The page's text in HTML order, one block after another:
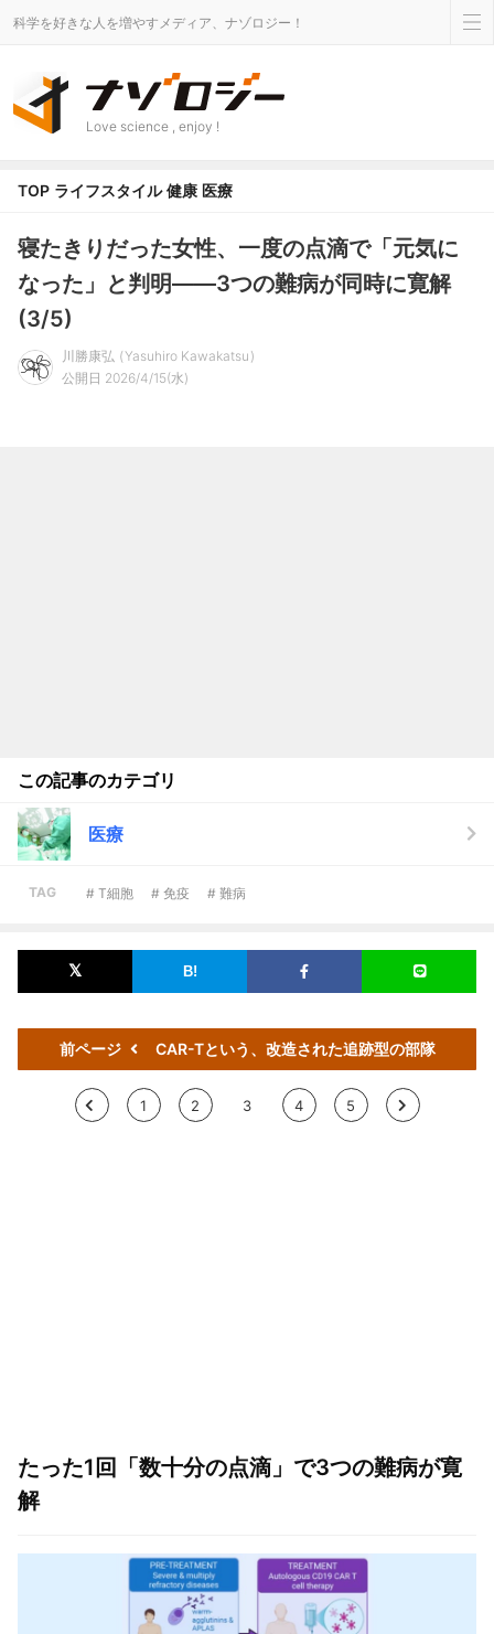
科学を好きな人を増やすメディア、ナゾロジー！
Love science , enjoy !
TOP ライフスタイル 健康 医療
寝たきりだった女性、一度の点滴で「元気に
なった」と判明――3つの難病が同時に寛解
(3/5)
川勝康弘
Yasuhiro Kawakatsu
公開日 2026/4/15(水)
この記事のカテゴリ
医療
TAG # T細胞 # 免疫 # 難病
前ページ CAR-Tという、改造された追跡型の部隊
< 1 2 3 4 5 >
たった1回「数十分の点滴」で3つの難病が寛
解